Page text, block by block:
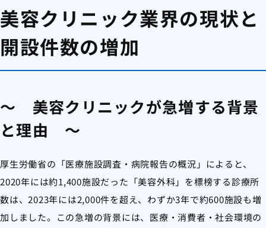
美容クリニック業界の現状と
開設件数の増加
～ 美容クリニックが急増する背景
と理由 ～
厚生労働省の「医療施設調査・病院報告の概況」によると、
2020年には約1,400施設だった「美容外科」を標榜する診療所
数は、2023年には2,000件を超え、わずか3年で約600施設も増
加しました。この急増の背景には、医療・消費者・社会環境の